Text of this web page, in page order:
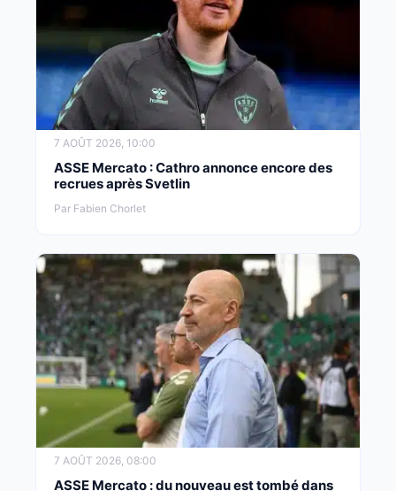
7 AOÛT 2026, 10:00
ASSE Mercato : Cathro annonce encore des
recrues après Svetlin
Par Fabien Chorlet
7 AOÛT 2026, 08:00
ASSE Mercato : du nouveau est tombé dans